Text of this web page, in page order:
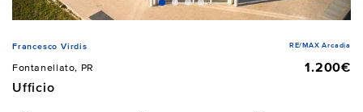
Francesco Virdis RE/MAX Arcadia
Fontanellato, PR
1.200€
Ufficio